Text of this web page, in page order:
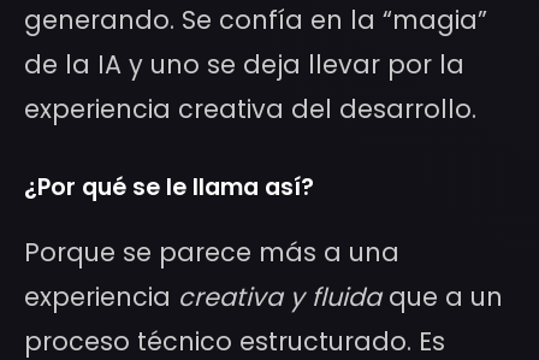
generando. Se confía en la “magia”
de la IA y uno se deja llevar por la
experiencia creativa del desarrollo.
¿Por qué se le llama así?
Porque se parece más a una
experiencia creativa y fluidaque a un
proceso técnico estructurado. Es